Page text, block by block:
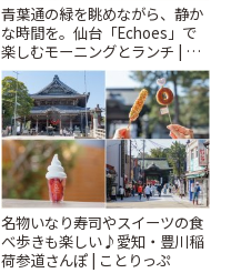
青葉通の緑を眺めながら、静か
な時間を。仙台「Echoes」で
楽しむモーニングとランチ | こ
とりっぷ
名物いなり寿司やスイーツの食
べ歩きも楽しい♪愛知・豊川稲
荷参道さんぽ | ことりっぷ